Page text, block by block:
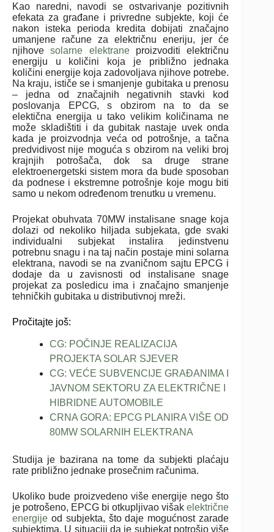
Kao naredni, navodi se ostvarivanje pozitivnih
efekata za građane i privredne subjekte, koji će
nakon isteka perioda kredita dobijati značajno
umanjene račune za električnu eneriju, jer će
njihovesolarne elektraneproizvoditi električnu
energiju u količini koja je približno jednaka
količini energije koja zadovoljava njihove potrebe.
Na kraju, ističe se i smanjenje gubitaka u prenosu
– jedna od značajnih negativnih stavki kod
poslovanja EPCG, s obzirom na to da se
elektična energija u tako velikim količinama ne
može skladištiti i da gubitak nastaje uvek onda
kada je proizvodnja veća od potrošnje, a tačna
predvidivost nije moguća s obzirom na veliki broj
krajnjih potrošača, dok sa druge strane
elektroenergetski sistem mora da bude sposoban
da podnese i ekstremne potrošnje koje mogu biti
samo u nekom određenom trenutku u vremenu.
Projekat obuhvata 70MW instalisane snage koja
dolazi od nekoliko hiljada subjekata, gde svaki
individualni subjekat instalira jedinstvenu
potrebnu snagu i na taj način postaje mini solarna
elektrana, navodi se na zvaničnom sajtu EPCG i
dodaje da u zavisnosti od instalisane snage
projekat za posledicu ima i značajno smanjenje
tehničkih gubitaka u distributivnoj mreži.
Pročitajte još:
CG: POČINJE REALIZACIJA
PROJEKTA SOLAR SJEVER
CG: VEĆE SUBVENCIJE GRAĐANIMA I
JAVNOM SEKTORU ZA ELEKTRIČNE I
HIBRIDNE AUTOMOBILE
CRNA GORA: EPCG PLANIRA VIŠE OD
80MW SOLARNIH ELEKTRANA
Studija je bazirana na tome da subjekti plaćaju
rate približno jednake prosečnim računima.
Ukoliko bude proizvedeno više energije nego što
je potrošeno, EPCG bi otkupljivao višakelektrične
energije od subjekta, što daje mogućnost zarade
subjektima. U situaciji da je subjekat potrošio više